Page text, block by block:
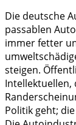
Die deutsche
passablen
immer fetter
steigen.
Intellektuellen,
Politik geht;